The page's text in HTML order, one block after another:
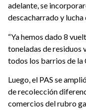
adelante, se
descacharrado y lucha
“Ya hemos dado 8
toneladas de residuos
todos los barrios de la
Luego, el PAS se
de recolección
comercios del rubro